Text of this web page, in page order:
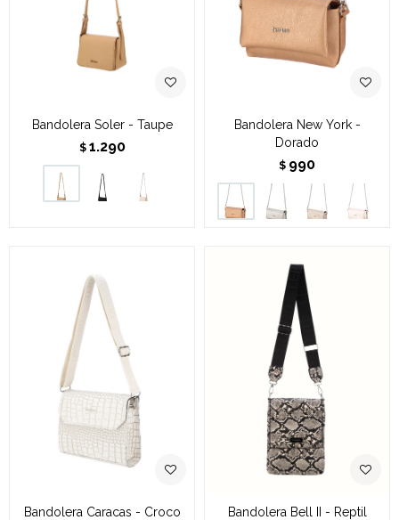
Bandolera Soler - Taupe
$ 1.290
Bandolera New York -
Dorado
$ 990
Bandolera Caracas - Croco
Bandolera Bell II - Reptil